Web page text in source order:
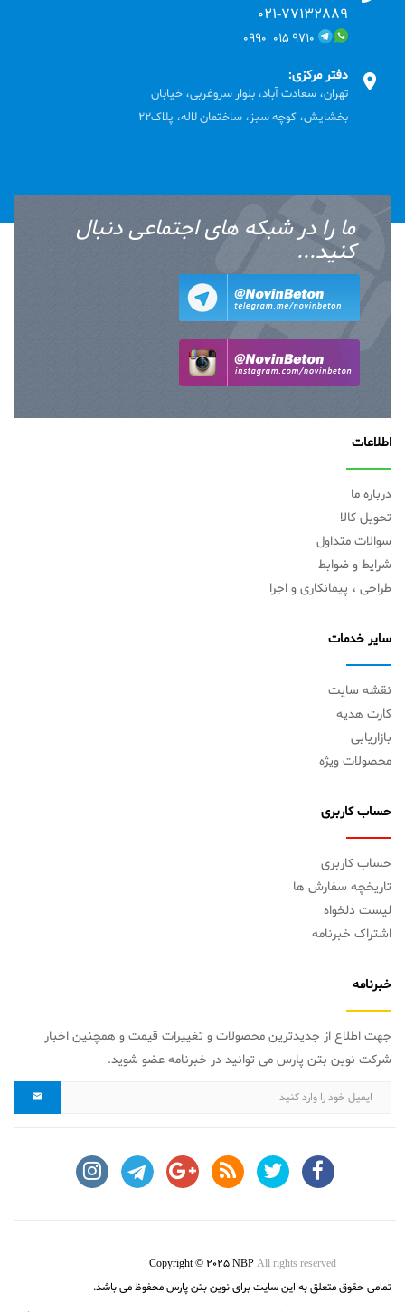
۰۲۱-۷۷۱٣۲۸۸۹
۹۷۱۰ ۰۱۵ ۰۹۹۰
دفتر مرکزی:
تهران، سعادت آباد، بلوار سروغربی، خیابان
بخشایش، کوچه سبز، ساختمان لاله، پلاک22
ما را در شبکه های اجتماعی دنبال
کنید...
اطلاعات
درباره ما
تحویل کالا
سوالات متداول
شرایط و ضوابط
طراحی ، پیمانکاری و اجرا
سایر خدمات
نقشه سایت
کارت هدیه
بازاریابی
محصولات ویژه
حساب کاربری
حساب کاربری
تاریخچه سفارش ها
لیست دلخواه
اشتراک خبرنامه
خبرنامه
جهت اطلاع از جدیدترین محصولات و تغییرات قیمت و همچنین اخبار
شرکت نوین بتن پارس می توانید در خبرنامه عضو شوید.
Copyright © 2025 NBPAll rights reserved
تمامی حقوق متعلق به این سایت برای نوین بتن پارس محفوظ می باشد.